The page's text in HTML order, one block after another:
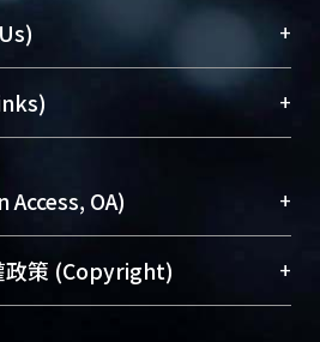
之列，為永久珍藏及向國際
果及學術能量，圖書館整合
學術庫（AH）不同功能平
NTU scholars。期能整合研
and promote researcher
works, Library integrates the
with “Academic
+
(Medical Library)
+
OA) +
度提升資訊取用性的社會運
是透過將研究著作公開供使
政策 (Copyright) +